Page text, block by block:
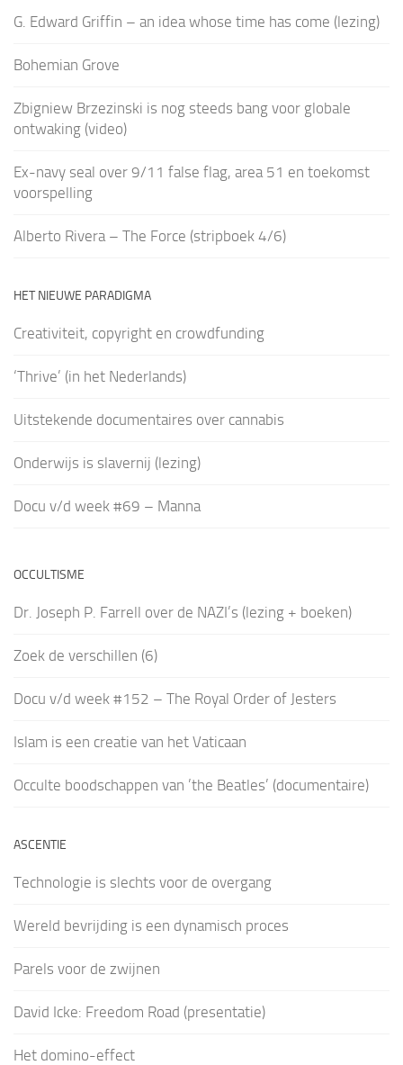
G. Edward Griffin – an idea whose time has come (lezing)
Bohemian Grove
Zbigniew Brzezinski is nog steeds bang voor globale
ontwaking (video)
Ex-navy seal over 9/11 false flag, area 51 en toekomst
voorspelling
Alberto Rivera – The Force (stripboek 4/6)
HET NIEUWE PARADIGMA
Creativiteit, copyright en crowdfunding
‘Thrive’ (in het Nederlands)
Uitstekende documentaires over cannabis
Onderwijs is slavernij (lezing)
Docu v/d week #69 – Manna
OCCULTISME
Dr. Joseph P. Farrell over de NAZI’s (lezing + boeken)
Zoek de verschillen (6)
Docu v/d week #152 – The Royal Order of Jesters
Islam is een creatie van het Vaticaan
Occulte boodschappen van ’the Beatles’ (documentaire)
ASCENTIE
Technologie is slechts voor de overgang
Wereld bevrijding is een dynamisch proces
Parels voor de zwijnen
David Icke: Freedom Road (presentatie)
Het domino-effect